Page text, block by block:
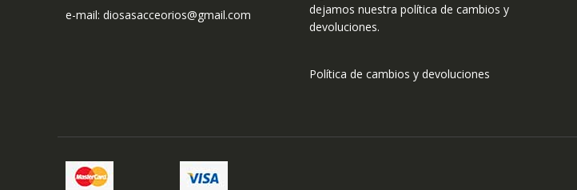
e-mail: diosasacceorios@gmail.com
dejamos nuestra política de cambios y
devoluciones.
Política de cambios y devoluciones